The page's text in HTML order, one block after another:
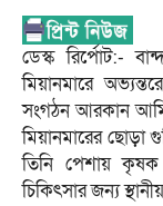
ডেস্ক রির্পোট:-
মিয়ানমারে
সংগঠন আরকান
মিয়ানমারের ছোড়া
তিনি পেশায়
চিকিৎসার জন্য